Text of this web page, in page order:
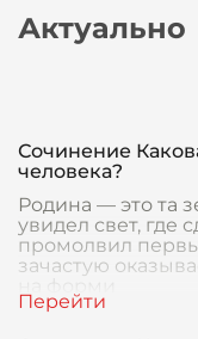
Актуально
Сочинение
человека?
Родина — это та
увидел свет, где
промолвил
зачастую